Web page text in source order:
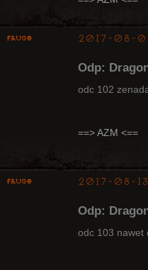
Frugo 2017-08-
Odp:
odc 102
==> AZM <==
Frugo 2017-08-13
Odp:
odc 103 nawet